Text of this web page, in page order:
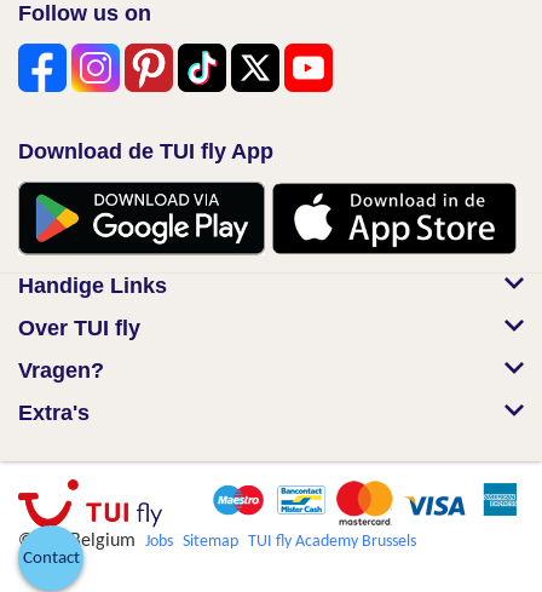
Follow us on
Download de TUI fly App
Handige Links
Over TUI fly
Vragen?
Extra's
© TUI Belgium Jobs Sitemap TUI fly Academy Brussels
Contact